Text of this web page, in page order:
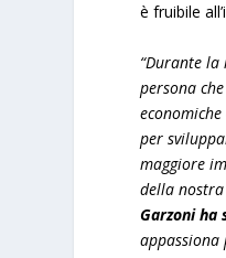
è fruibile
“Durante
persona
per
maggiore
della
Garzoni